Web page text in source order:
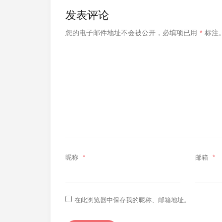
发表评论
您的电子邮件地址不会被公开， 必填项已用 * 标注
昵称 * 邮箱 *
在此浏览器中保存我的昵称、邮箱地址。